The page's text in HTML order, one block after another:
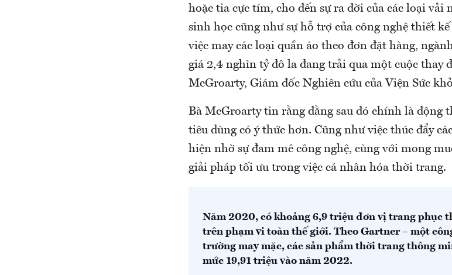
hoặc tia cực tím, cho đến sự ra đời của các loại vải
sinh học cũng như sự hỗ trợ của công nghệ thiết
việc may các loại quần áo theo đơn đặt hàng,
giá 2,4 nghìn tỷ đô la đang trải qua một cuộc thay
McGroarty, Giám đốc Nghiên cứu của Viện Sức
Bà McGroarty tin rằng đằng sau đó chính là động
tiêu dùng có ý thức hơn. Cũng như việc thúc đẩy
hiện nhờ sự đam mê công nghệ, cùng với mong
giải pháp tối ưu trong việc cá nhân hóa thời trang.
Năm 2020, có khoảng 6,9 triệu đơn vị trang phục
trên phạm vi toàn thế giới. Theo Gartner – một
trường may mặc, các sản phẩm thời trang thông
mức 19,91 triệu vào năm 2022.